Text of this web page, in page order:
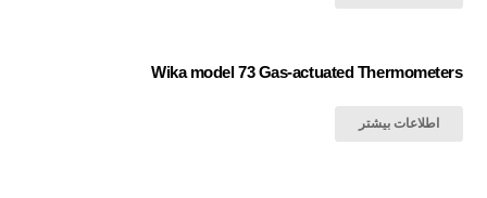
Wika model 73 Gas-actuated Thermometers
اطلاعات بیشتر